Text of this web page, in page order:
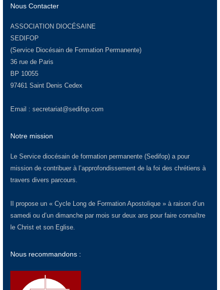
Nous Contacter
ASSOCIATION DIOCÉSAINE
SEDIFOP
(Service Diocésain de Formation Permanente)
36 rue de Paris
BP 10055
97461 Saint Denis Cedex
Email : secretariat@sedifop.com
Notre mission
Le Service diocésain de formation permanente (Sedifop) a pour
mission de contribuer à l’approfondissement de la foi des chrétiens à
travers divers parcours.
Il propose un « Cycle Long de Formation Apostolique » à raison d’un
samedi ou d’un dimanche par mois sur deux ans pour faire connaître
le Christ et son Eglise.
Nous recommandons :